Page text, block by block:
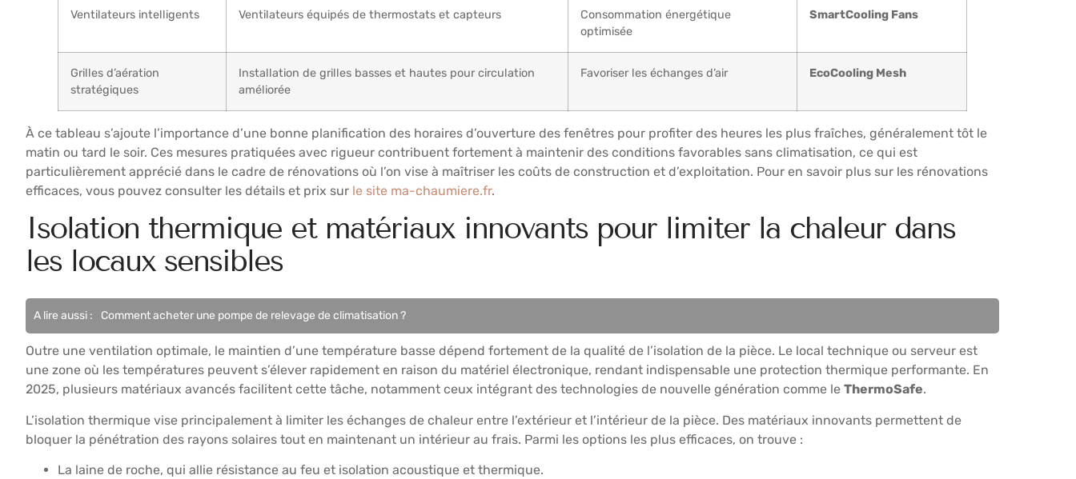
Ventilateurs intelligents Ventilateurs équipés de thermostats et capteurs
Consommation énergétique
optimisée
SmartCooling Fans
Grilles d’aération
stratégiques
Installation de grilles basses et hautes pour circulation
améliorée
Favoriser les échanges d’air EcoCooling Mesh
À ce tableau s’ajoute l’importance d’une bonne planification des horaires d’ouverture des fenêtres pour profiter des heures les plus fraîches, généralement tôt le
matin ou tard le soir. Ces mesures pratiquées avec rigueur contribuent fortement à maintenir des conditions favorables sans climatisation, ce qui est
particulièrement apprécié dans le cadre de rénovations où l’on vise à maîtriser les coûts de construction et d’exploitation. Pour en savoir plus sur les rénovations
efficaces, vous pouvez consulter les détails et prix sur le site ma-chaumiere.fr.
Isolation thermique et matériaux innovants pour limiter la chaleur dans
les locaux sensibles
A lire aussi : Comment acheter une pompe de relevage de climatisation ?
Outre une ventilation optimale, le maintien d’une température basse dépend fortement de la qualité de l’isolation de la pièce. Le local technique ou serveur est
une zone où les températures peuvent s’élever rapidement en raison du matériel électronique, rendant indispensable une protection thermique performante. En
2025, plusieurs matériaux avancés facilitent cette tâche, notamment ceux intégrant des technologies de nouvelle génération comme le ThermoSafe.
L’isolation thermique vise principalement à limiter les échanges de chaleur entre l’extérieur et l’intérieur de la pièce. Des matériaux innovants permettent de
bloquer la pénétration des rayons solaires tout en maintenant un intérieur au frais. Parmi les options les plus efficaces, on trouve :
La laine de roche, qui allie résistance au feu et isolation acoustique et thermique.